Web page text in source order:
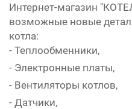
Интернет-магазин
возможные новые
котла:
- Теплообменники,
- Электронные платы,
- Вентиляторы котлов,
- Датчики,